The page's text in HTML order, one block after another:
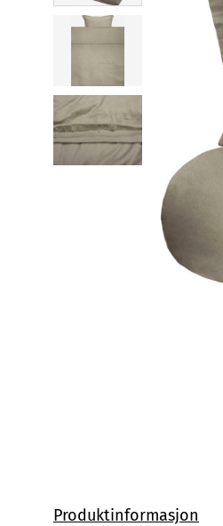
Produktinformasjon